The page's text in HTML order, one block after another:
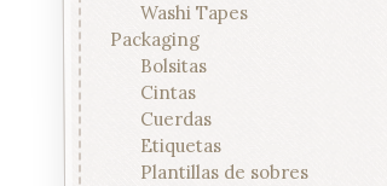
Washi Tapes
Packaging
Bolsitas
Cintas
Cuerdas
Etiquetas
Plantillas de sobres